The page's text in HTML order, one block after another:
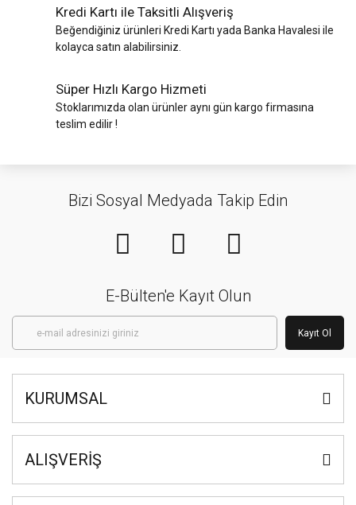
Kredi Kartı ile Taksitli Alışveriş
Beğendiğiniz ürünleri Kredi Kartı yada Banka Havalesi ile
kolayca satın alabilirsiniz.
Süper Hızlı Kargo Hizmeti
Stoklarımızda olan ürünler aynı gün kargo firmasına
teslim edilir !
Bizi Sosyal Medyada Takip Edin
E-Bülten'e Kayıt Olun
Kayıt Ol
KURUMSAL
ALIŞVERİŞ